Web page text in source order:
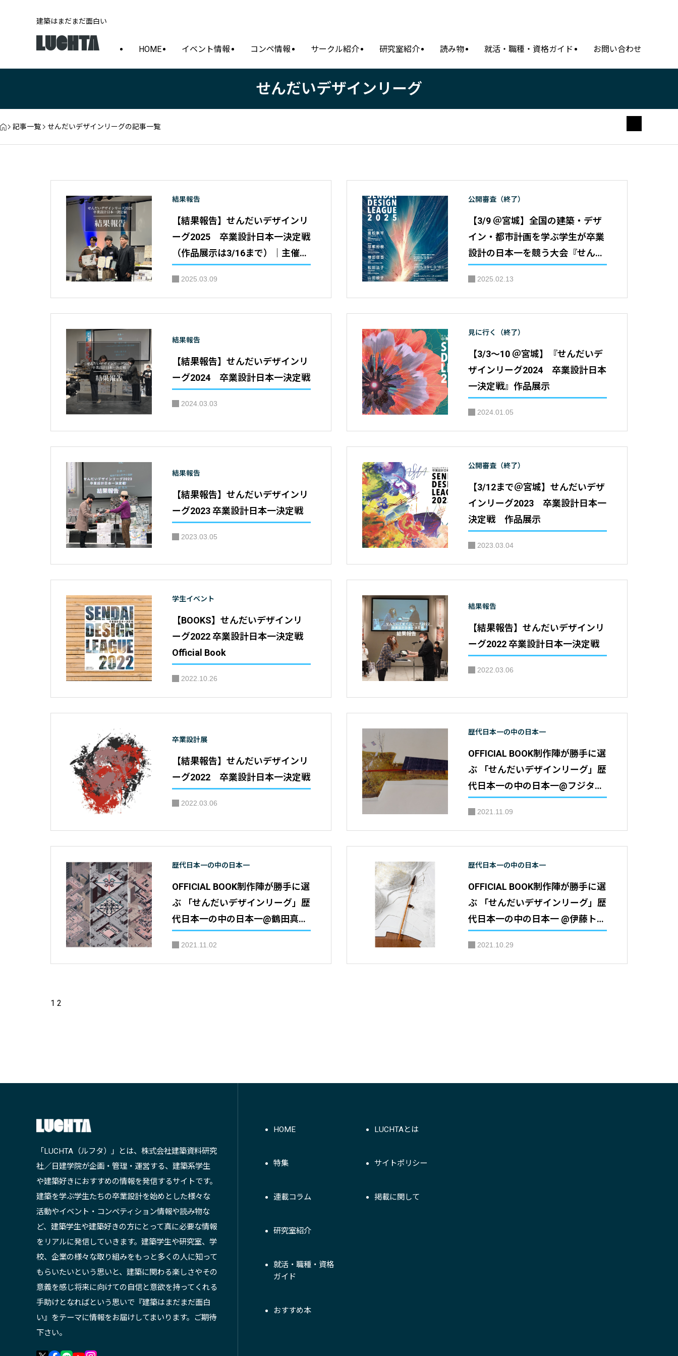
建築はまだまだ面白い
HOME イベント情報 コンペ情報 サークル紹介 研究室紹介 読み物 就活・職種・資格ガイド お問い合わせ
せんだいデザインリーグ
記事一覧 せんだいデザインリーグの記事一覧
結果報告
【結果報告】せんだいデザインリ
ーグ2025 卒業設計日本一決定戦
（作品展示は3/16まで）｜主催：
メディアテーク
2025.03.09
公開審査（終了）
【3/9 ＠宮城】全国の建築・デザ
イン・都市計画を学ぶ学生が卒業
設計の日本一を競う大会『せんだ
日本一決定戦』公開審査｜主催：
仙台建築都市学生会議 せんだい
2025.02.13
結果報告
【結果報告】せんだいデザインリ
ーグ2024 卒業設計日本一決定戦
2024.03.03
見に行く（終了）
【3/3～10 ＠宮城】『せんだいデ
ザインリーグ2024 卒業設計日本
一決定戦』作品展示
2024.01.05
結果報告
【結果報告】せんだいデザインリ
ーグ2023 卒業設計日本一決定戦
2023.03.05
公開審査（終了）
【3/12まで＠宮城】せんだいデザ
インリーグ2023 卒業設計日本一
決定戦 作品展示
2023.03.04
学生イベント
【BOOKS】せんだいデザインリ
ーグ2022 卒業設計日本一決定戦
Official Book
2022.10.26
結果報告
【結果報告】せんだいデザインリ
ーグ2022 卒業設計日本一決定戦
2022.03.06
卒業設計展
【結果報告】せんだいデザインリ
ーグ2022 卒業設計日本一決定戦
2022.03.06
歴代日本一の中の日本一
OFFICIAL BOOK制作陣が勝手に選
ぶ 「せんだいデザインリーグ」歴
代日本一の中の日本一@フジタサ
2021.11.09
歴代日本一の中の日本一
OFFICIAL BOOK制作陣が勝手に選
ぶ 「せんだいデザインリーグ」歴
代日本一の中の日本一@鶴田真秀
2021.11.02
歴代日本一の中の日本一
OFFICIAL BOOK制作陣が勝手に選
ぶ 「せんだいデザインリーグ」歴
代日本一の中の日本一 @伊藤トオ
2021.10.29
1 2
「LUCHTA（ルフタ）」とは、株式会社建築資料研究
社／日建学院が企画・管理・運営する、建築系学生
や建築好きにおすすめの情報を発信するサイトです。
建築を学ぶ学生たちの卒業設計を始めとした様々な
活動やイベント・コンペティション情報や読み物な
ど、建築学生や建築好きの方にとって真に必要な情報
をリアルに発信していきます。建築学生や研究室、学
校、企業の様々な取り組みをもっと多くの人に知って
もらいたいという思いと、建築に関わる楽しさやその
意義を感じ将来に向けての自信と意欲を持ってくれる
手助けとなればという思いで『建築はまだまだ面白
い』をテーマに情報をお届けしてまいります。ご期待
下さい。
HOME
特集
連載コラム
研究室紹介
就活・職種・資格
ガイド
おすすめ本
LUCHTAとは
サイトポリシー
掲載に関して